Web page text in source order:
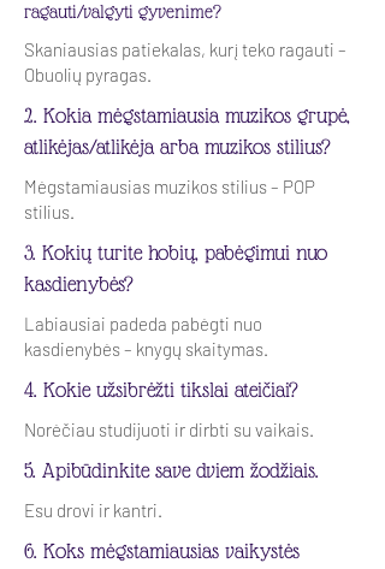
ragauti/valgyti gyvenime?
Skaniausias patiekalas, kurį teko ragauti –
Obuolių pyragas.
2. Kokia mėgstamiausia muzikos grupė,
atlikėjas/atlikėja arba muzikos stilius?
Mėgstamiausias muzikos stilius – POP
stilius.
3. Kokių turite hobių, pabėgimui nuo
kasdienybės?
Labiausiai padeda pabėgti nuo
kasdienybės – knygų skaitymas.
4. Kokie užsibrėžti tikslai ateičiai?
Norėčiau studijuoti ir dirbti su vaikais.
5. Apibūdinkite save dviem žodžiais.
Esu drovi ir kantri.
6. Koks mėgstamiausias vaikystės